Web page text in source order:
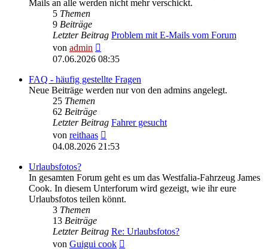
Mails an alle werden nicht mehr verschickt.
5 Themen
9 Beiträge
Letzter Beitrag Problem mit E-Mails vom Forum
von admin
Beitrag
07.06.2026 08:35
FAQ - häufig gestellte Fragen
Neue Beiträge werden nur von den admins angelegt.
25 Themen
62 Beiträge
Letzter Beitrag Fahrer gesucht
von reithaas
Beitrag
04.08.2026 21:53
Urlaubsfotos?
In gesamten Forum geht es um das Westfalia-Fahrzeug James
Cook. In diesem Unterforum wird gezeigt, wie ihr eure
Urlaubsfotos teilen könnt.
3 Themen
13 Beiträge
Letzter Beitrag Re: Urlaubsfotos?
von Guigui cook